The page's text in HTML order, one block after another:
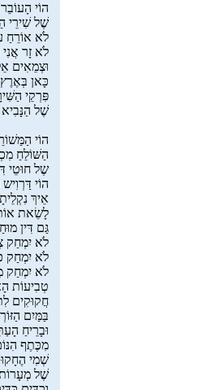
הוֹי
שֶׁל שִׁירֵי
לֹא אוֹרֵחַ
לֹא זָר
וּצְמֵאִים
כָּאן
פִּרְקֵי
שֶׁל
הוֹי
הַשּׁוֹלֵחַ
שֶל חוּטֵי
הוֹי
אֵיךְ
לָשֵׂאת
גַּם דִּין
לֹא יִמְחַק
לֹא יִמְחַק
לֹא יִמְחַק
טְבִיעוֹת
חֲקוּקִים
בַּמַּיִם
וּבָרֵיחַ
מִכֶּתֶף
שְׁמִי
שֶׁל